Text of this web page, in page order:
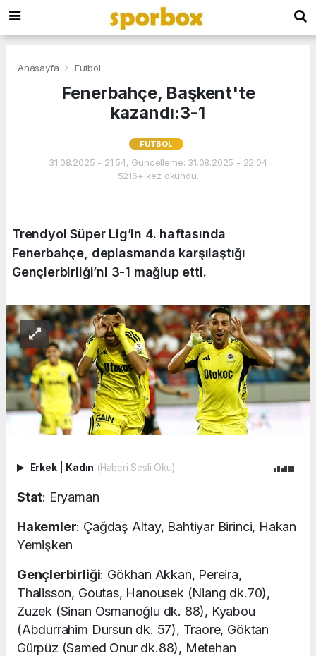
Anasayfa Futbol
Fenerbahçe, Başkent'te
kazandı:3-1
FUTBOL
31.08.2025 - 21:54, Güncelleme: 31.08.2025 - 22:04
5216+ kez okundu.
Trendyol Süper Lig’in 4. haftasında
Fenerbahçe, deplasmanda karşılaştığı
Gençlerbirliği’ni 3-1 mağlup etti.
Erkek Kadın (Haberi Sesli Oku)
Stat: Eryaman
Hakemler: Çağdaş Altay, Bahtiyar Birinci, Hakan
Yemişken
Gençlerbirliği: Gökhan Akkan, Pereira,
Thalisson, Goutas, Hanousek (Niang dk.70),
Zuzek (Sinan Osmanoğlu dk. 88), Kyabou
(Abdurrahim Dursun dk. 57), Traore, Göktan
Gürpüz (Samed Onur dk.88), Metehan